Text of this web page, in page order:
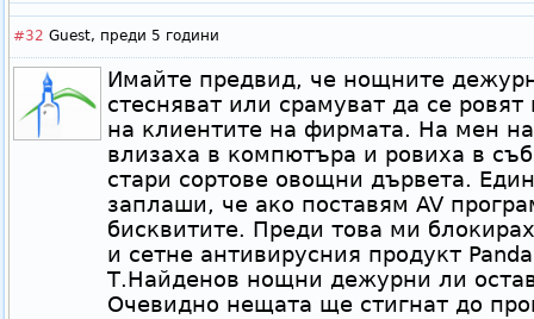
#32 Guest, преди 5 години
Имайте предвид, че нощните
стесняват или срамуват да се
на клиентите на фирмата. На мен
влизаха в компютъра и ровиха в
стари сортове овощни дървета.
заплаши, че ако поставям AV
бисквитите. Преди това ми
и сетне антивирусния продукт
Т.Найденов нощни дежурни ли
Очевидно нещата ще стигнат до